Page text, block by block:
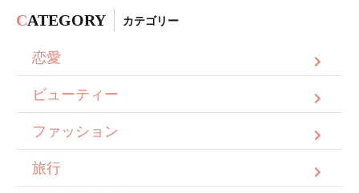
CATEGORY カテゴリー
恋愛
ビューティー
ファッション
旅行